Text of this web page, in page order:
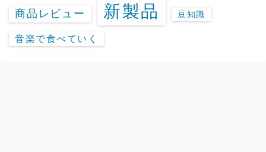
商品レビュー 新製品 豆知識
音楽で食べていく